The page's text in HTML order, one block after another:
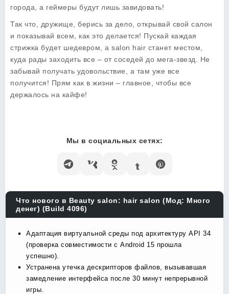
города, а геймеры будут лишь завидовать!
Так что, дружище, берись за дело, открывай свой салон
и показывай всем, как это делается! Пускай каждая
стрижка будет шедевром, а salon hair станет местом,
куда рады заходить все – от соседей до мега-звезд. Не
забывай получать удовольствие, а там уже все
получится! Прям как в жизни – главное, чтобы все
держалось на кайфе!
Мы в социальных сетях:
Что нового в Beauty salon: hair salon (Мод: Много
денег) (Build 4096)
Адаптация виртуальной среды под архитектуру API 34
(проверка совместимости с Android 15 прошла
успешно).
Устранена утечка дескрипторов файлов, вызывавшая
замедление интерфейса после 30 минут непрерывной
игры.